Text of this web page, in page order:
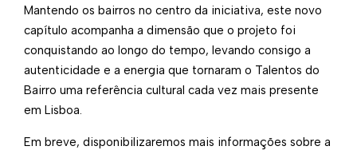
Mantendo os bairros no centro da iniciativa, este novo
capítulo acompanha a dimensão que o projeto foi
conquistando ao longo do tempo, levando consigo a
autenticidade e a energia que tornaram o Talentos do
Bairro uma referência cultural cada vez mais presente
em Lisboa.
Em breve, disponibilizaremos mais informações sobre a